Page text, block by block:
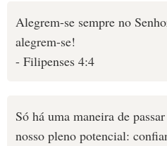
Alegrem-se sempre no
alegrem-se!
- Filipenses 4:4
Só há uma maneira de
nosso pleno potencial: